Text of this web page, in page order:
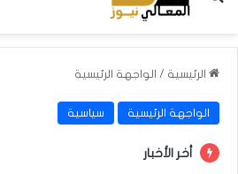
الرئيسية / الواجهة الرئيسية
الواجهة الرئيسية سياسية
أخر الأخبار